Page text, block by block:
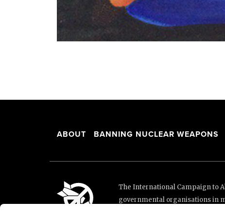
ABOUT BANNING NUCLEAR WEAPONS
The International Campaign to
governmental organisations in